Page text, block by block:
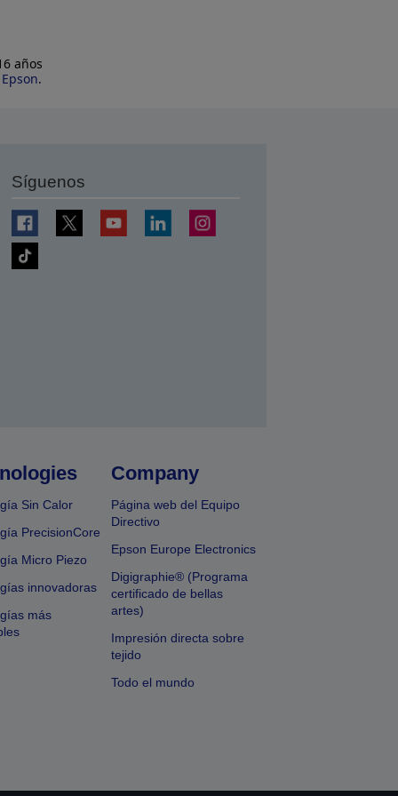
años
.
Síguenos
Sin Calor
PrecisionCore
Micro Piezo
innovadoras
más
Company
Página web del Equipo
Directivo
Epson Europe Electronics
Digigraphie® (Programa
certificado de bellas
artes)
Impresión directa sobre
tejido
Todo el mundo